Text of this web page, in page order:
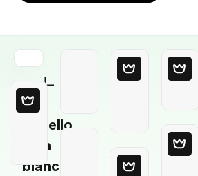
Modello
in
bianco